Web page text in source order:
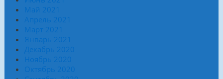
Май 2021
Апрель 2021
Март 2021
Январь 2021
Декабрь 2020
Ноябрь 2020
Октябрь 2020